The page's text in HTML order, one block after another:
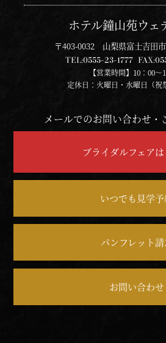
ホテル鐘山苑ウェ
〒403-0032 山梨県富士吉田
TEL:0555-23-1777 FAX:
【営業時間】10：00～
定休日：火曜日・水曜日（祝
メールでのお問い合わせ・
ブライダルフェア
いつでも見学予
パンフレット請
お問い合わせ